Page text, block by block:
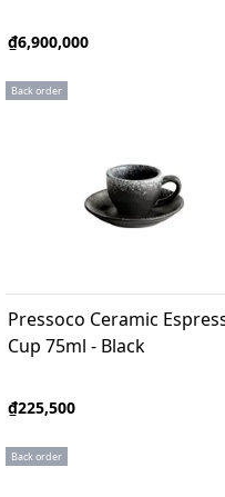
₫6,900,000
Back order
Pressoco Ceramic
Cup 75ml - Black
₫225,500
Back order